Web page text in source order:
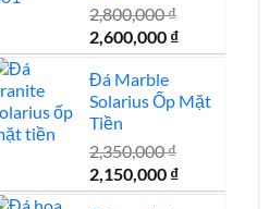
2,800,000₫
Giá
gốc
là:
2,800,000 ₫.
2,600,000 ₫Giá
hiện
là:
Đá Marble
Solarius Ốp Mặt
Tiền
2,350,000₫
Giá
gốc
2,150,000 ₫Giá
hiện